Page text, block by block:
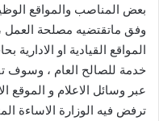
بعض المناصب والمواقع
وفق ماتقتضيه مصلحة العمل
المواقع القيادية او الادارية
خدمة للصالح العام ، وسوف
عبر وسائل الاعلام و الموقع
ترفض فيه الوزارة الاساءة